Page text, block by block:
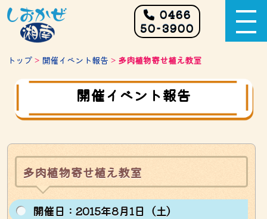
0466
50-3900
トップ> 開催イベント報告 > 多肉植物寄せ植え教室
開催イベント報告
多肉植物寄せ植え教室
開催⽇：2015年8月1日（土）